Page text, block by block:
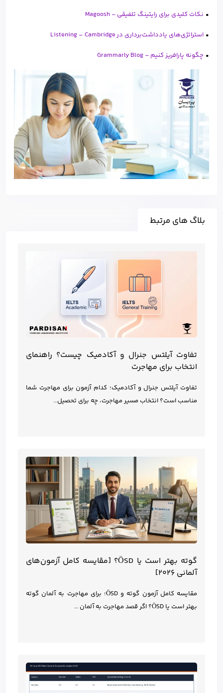
• نکات کلیدی برای رایتینگ تلفیقی – Magoosh
• استراتژی‌های یادداشت‌برداری در Listening – Cambridge
• چگونه پارافریز کنیم – Grammarly Blog
بلاگ های مرتبط
تفاوت آیلتس جنرال و آکادمیک چیست؟ راهنمای
انتخاب برای مهاجرت
تفاوت آیلتس جنرال و آکادمیک؛ کدام آزمون برای مهاجرت شما
مناسب است؟ انتخاب مسیر مهاجرت، چه برای تحصیل…
گوته بهتر است یا ÖSD؟ [مقایسه کامل آزمون‌های
آلمانی ۲۰۲۶]
مقایسه کامل آزمون گوته و ÖSD؛ برای مهاجرت به آلمان گوته
بهتر است یا ÖSD؟ اگر قصد مهاجرت به آلمان …